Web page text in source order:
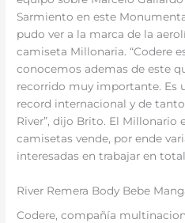
Sarmiento en este
pudo ver a la marca de la
camiseta Millonaria. “Codere
conocemos ademas de este
recorrido muy importante. Es
record internacional y de
River”, dijo Brito. El Millonario
camisetas vende, por ende
interesadas en trabajar en
River Remera Body Bebe
Codere, compañía